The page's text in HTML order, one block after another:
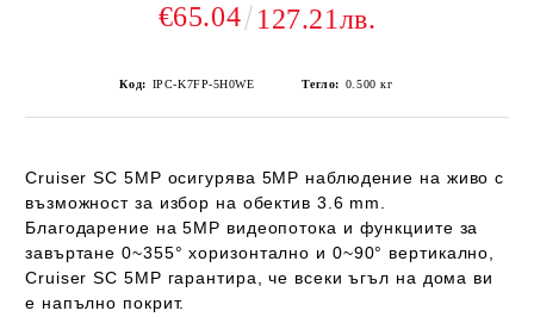
€65.04 127.21лв.
Код: IPC-K7FP-5H0WE Тегло: 0.500 кг
Cruiser SC 5MP осигурява 5MP наблюдение на живо с
възможност за избор на обектив 3.6 mm.
Благодарение на 5MP видеопотока и функциите за
завъртане0~355° хоризонтално и 0~90° вертикално
Cruiser SC 5MP гарантира, че всеки ъгъл на дома ви
е напълно покрит.